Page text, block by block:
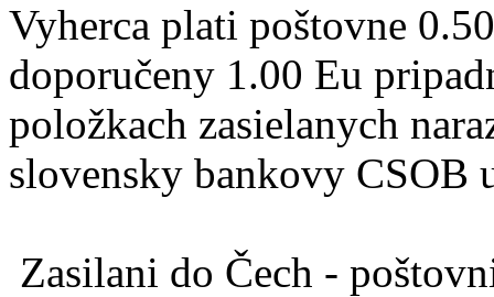
Vyherca plati poštovne
doporučeny 1.00 Eu
položkach zasielanych
slovensky bankovy CSOB
Zasilani do Čech -